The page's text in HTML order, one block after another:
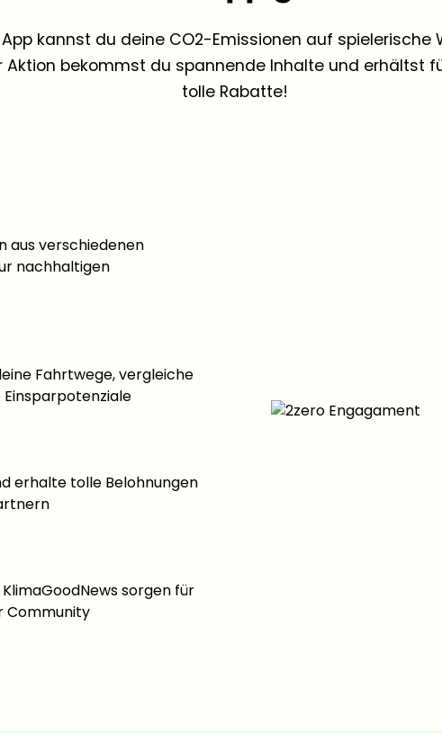
kannst du deine CO2-Emissionen auf spielerische
Aktion bekommst du spannende Inhalte und erhältst
tolle Rabatte!
aus verschiedenen
nachhaltigen
Fahrtwege, vergleiche
erhalte tolle Belohnungen
sorgen für
Community